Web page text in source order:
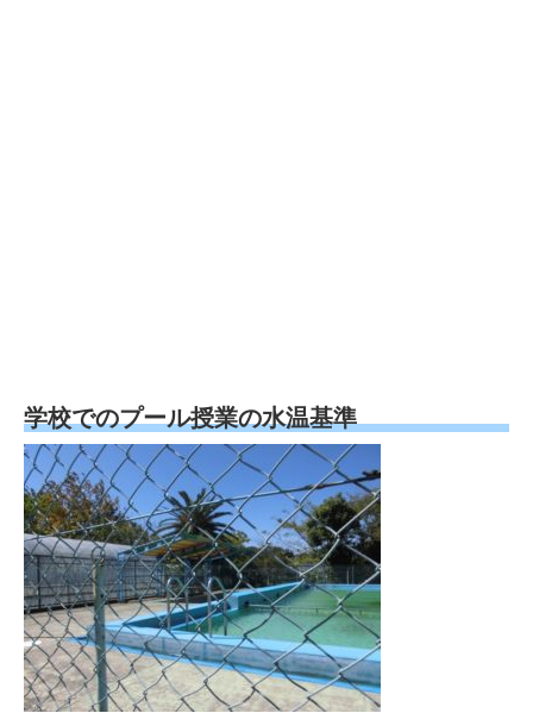
学校でのプール授業の水温基準